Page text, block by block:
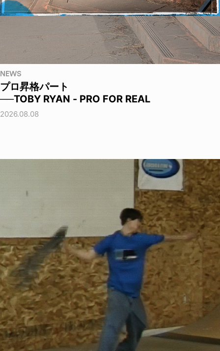
NEWS
プロ昇格パート
──TOBY RYAN - PRO FOR REAL
2026.08.08